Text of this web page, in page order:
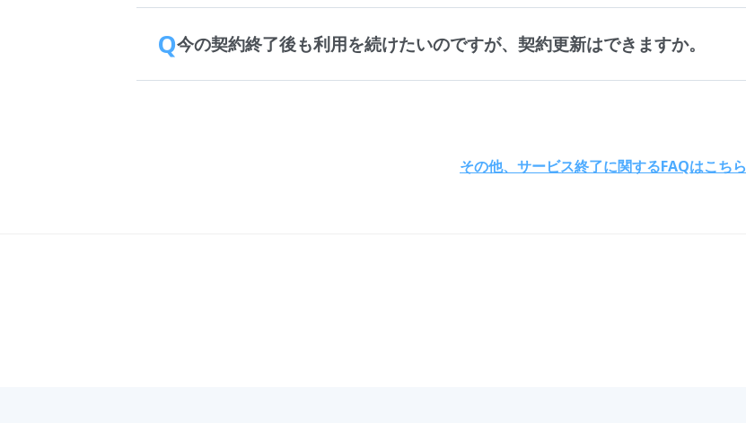
Q今の契約終了後も利用を続けたいのですが、契約更新はできますか。
その他、サービス終了に関するFAQはこちら